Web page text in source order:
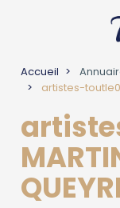
Accueil
artistes-